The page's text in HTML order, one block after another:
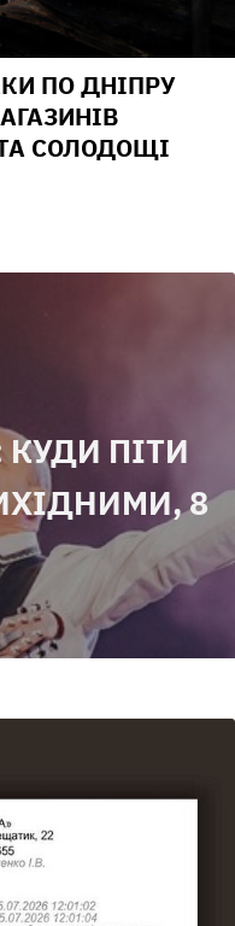
ПО ДНІПРУ
СОЛОДОЩІ
ПІТИ
8